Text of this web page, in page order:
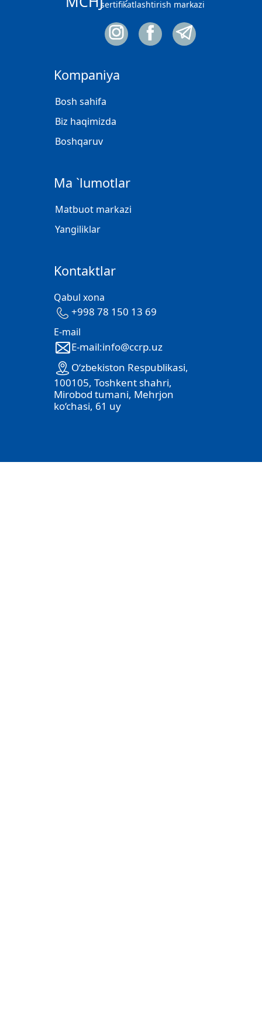
sertifikatlashtirish markazi
Kompaniya
Bosh sahifa
Biz haqimizda
Boshqaruv
Ma `lumotlar
Matbuot markazi
Yangiliklar
Kontaktlar
Qabul xona
+998 78 150 13 69
E-mail
E-mail:info@ccrp.uz
O‘zbekiston Respublikasi,
100105, Toshkent shahri,
Mirobod tumani, Mehrjon
ko‘chasi, 61 uy